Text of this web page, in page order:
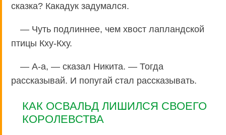
сказка? Какадук задумался.
— Чуть подлиннее, чем хвост лапландской
птицы Кху-Кху.
— А-а, — сказал Никита. — Тогда
рассказывай. И попугай стал рассказывать.
КАК ОСВАЛЬД ЛИШИЛСЯ СВОЕГО
КОРОЛЕВСТВА